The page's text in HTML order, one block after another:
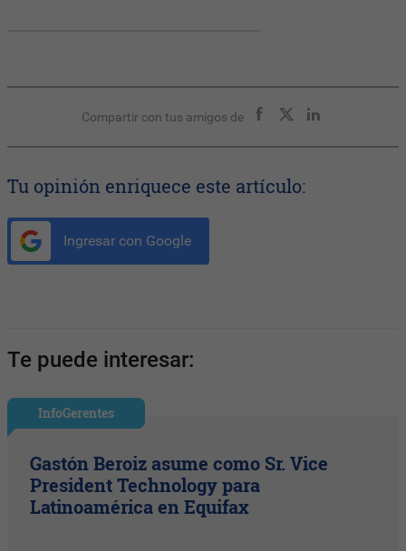
Compartir con tus amigos de
Tu opinión enriquece este artículo:
Ingresar con Google
Te puede interesar:
InfoGerentes
Gastón Beroiz asume como Sr. Vice
President Technology para
Latinoamérica en Equifax